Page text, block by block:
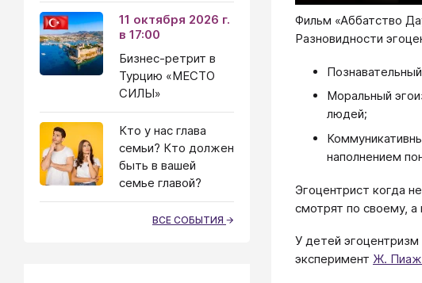
Фильм «Аббатство
Разновидности
Моральный
людей;
наполнением
Эгоцентрист когда
смотрят по своему, а
У детей
эксперимент Ж.
11 октября 2026 г.
в 17:00
Бизнес-ретрит в
Турцию «МЕСТО
СИЛЫ»
Кто у нас глава
семьи? Кто должен
быть в вашей
семье главой?
ВСЕ СОБЫТИЯ